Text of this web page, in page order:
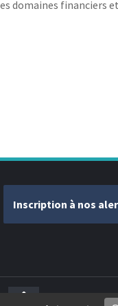
financiers
Inscription à nos